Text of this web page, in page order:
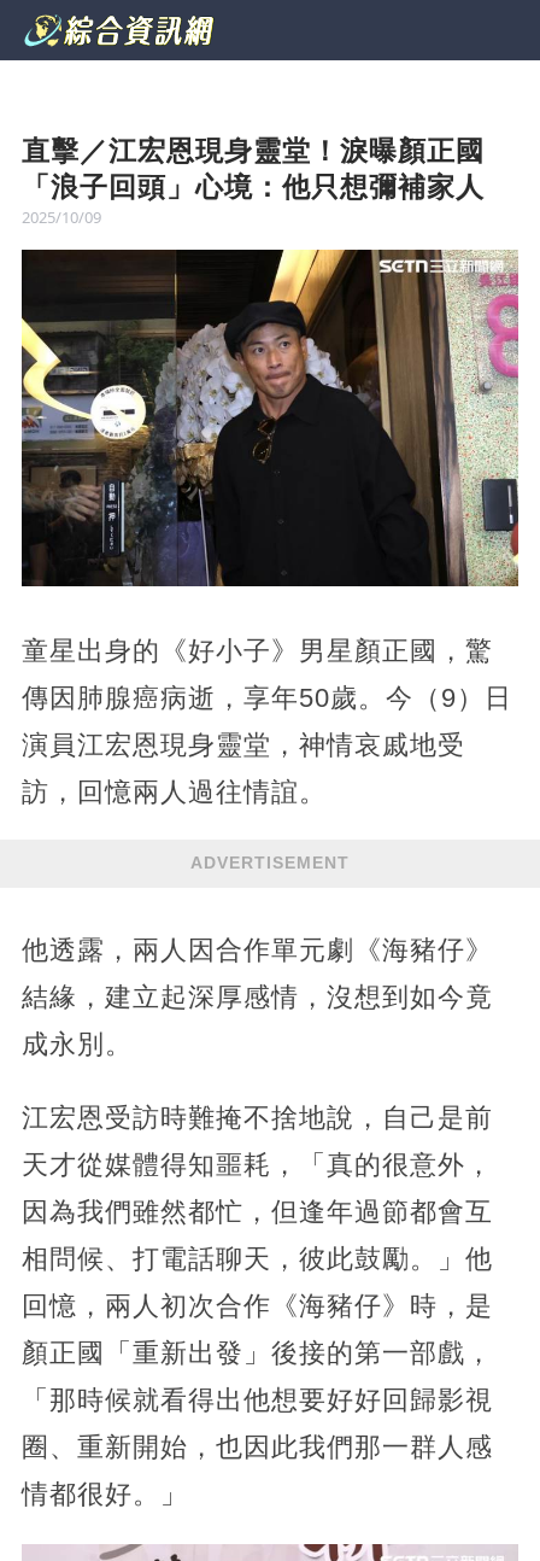
直擊／江宏恩現身靈堂！淚曝顏正國
「浪子回頭」心境：他只想彌補家人
2025/10/09
童星出身的《好小子》男星顏正國，驚
傳因肺腺癌病逝，享年50歲。今（9）日
演員江宏恩現身靈堂，神情哀戚地受
訪，回憶兩人過往情誼。
ADVERTISEMENT
他透露，兩人因合作單元劇《海豬仔》
結緣，建立起深厚感情，沒想到如今竟
成永別。
江宏恩受訪時難掩不捨地說，自己是前
天才從媒體得知噩耗，「真的很意外，
因為我們雖然都忙，但逢年過節都會互
相問候、打電話聊天，彼此鼓勵。」他
回憶，兩人初次合作《海豬仔》時，是
顏正國「重新出發」後接的第一部戲，
「那時候就看得出他想要好好回歸影視
圈、重新開始，也因此我們那一群人感
情都很好。」